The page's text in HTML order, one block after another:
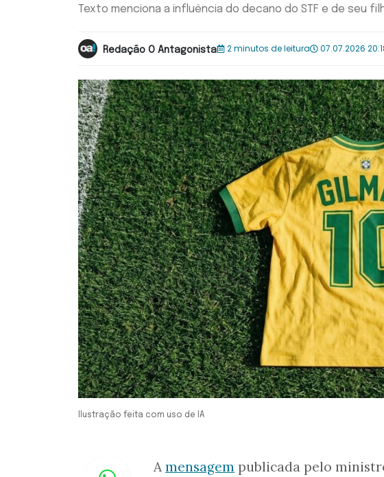
Texto menciona a influência do decano do STF e de seu
Redação O Antagonista 2 minutos de leitura 07.07.2026
Ilustração feita com uso de IA
Whastapp
A mensagem publicada pelo